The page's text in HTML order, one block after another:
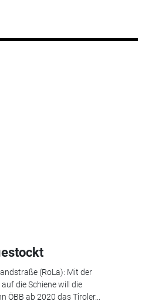
(RoLa): Mit der
die Schiene will die
ÖBB ab 2020 das Tiroler...